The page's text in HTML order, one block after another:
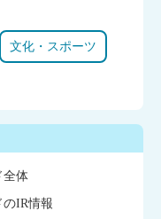
文化・スポーツ
全体
IR情報